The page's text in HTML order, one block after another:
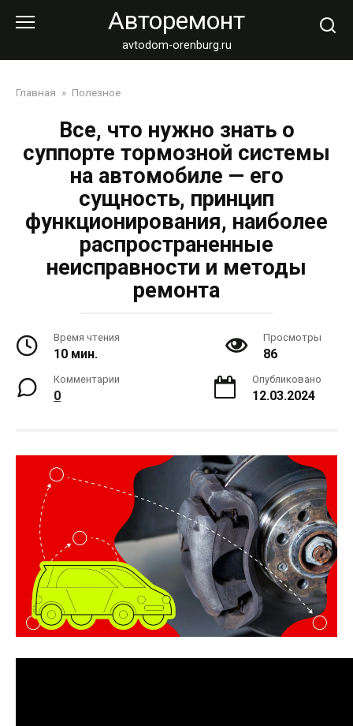
Авторемонт
avtodom-orenburg.ru
Главная » Полезное
Все, что нужно знать о
суппорте тормозной системы
на автомобиле — его
сущность, принцип
функционирования, наиболее
распространенные
неисправности и методы
ремонта
Время чтения
10 мин.
Просмотры
86
Комментарии
0
Опубликовано
12.03.2024